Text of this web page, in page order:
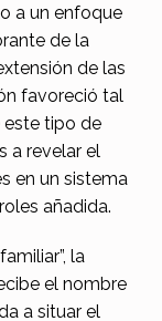
a un enfoque
de la
de las
favoreció tal
este tipo de
a revelar el
en un sistema
añadida.
la
el nombre
a situar el